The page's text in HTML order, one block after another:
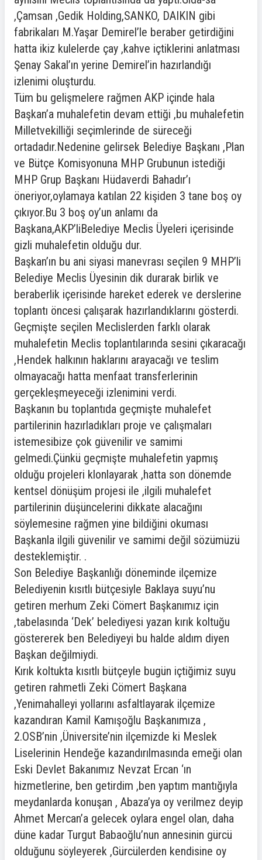
,Çamsan ,Gedik Holding,SANKO, DAIKIN gibi
fabrikaları M.Yaşar Demirel’le beraber getirdiğini
hatta ikiz kulelerde çay ,kahve içtiklerini anlatması
Şenay Sakal’ın yerine Demirel’in hazırlandığı
izlenimi oluşturdu.
Tüm bu gelişmelere rağmen AKP içinde hala
Başkan’a muhalefetin devam ettiği ,bu muhalefetin
Milletvekilliği seçimlerinde de süreceği
ortadadır.Nedenine gelirsek Belediye Başkanı ,Plan
ve Bütçe Komisyonuna MHP Grubunun istediği
MHP Grup Başkanı Hüdaverdi Bahadır’ı
öneriyor,oylamaya katılan 22 kişiden 3 tane boş oy
çıkıyor.Bu 3 boş oy’un anlamı da
Başkana,AKP’liBelediye Meclis Üyeleri içerisinde
gizli muhalefetin olduğu dur.
Başkan’ın bu ani siyasi manevrası seçilen 9 MHP’li
Belediye Meclis Üyesinin dik durarak birlik ve
beraberlik içerisinde hareket ederek ve derslerine
toplantı öncesi çalışarak hazırlandıklarını gösterdi.
Geçmişte seçilen Meclislerden farklı olarak
muhalefetin Meclis toplantılarında sesini çıkaracağı
,Hendek halkının haklarını arayacağı ve teslim
olmayacağı hatta menfaat transferlerinin
gerçekleşmeyeceği izlenimini verdi.
Başkanın bu toplantıda geçmişte muhalefet
partilerinin hazırladıkları proje ve çalışmaları
istemesibize çok güvenilir ve samimi
gelmedi.Çünkü geçmişte muhalefetin yapmış
olduğu projeleri klonlayarak ,hatta son dönemde
kentsel dönüşüm projesi ile ,ilgili muhalefet
partilerinin düşüncelerini dikkate alacağını
söylemesine rağmen yine bildiğini okuması
Başkanla ilgili güvenilir ve samimi değil sözümüzü
desteklemiştir. .
Son Belediye Başkanlığı döneminde ilçemize
Belediyenin kısıtlı bütçesiyle Baklaya suyu’nu
getiren merhum Zeki Cömert Başkanımız için
,tabelasında ‘Dek’ belediyesi yazan kırık koltuğu
göstererek ben Belediyeyi bu halde aldım diyen
Başkan değilmiydi.
Kırık koltukta kısıtlı bütçeyle bugün içtiğimiz suyu
getiren rahmetli Zeki Cömert Başkana
,Yenimahalleyi yollarını asfaltlayarak ilçemize
kazandıran Kamil Kamışoğlu Başkanımıza ,
2.OSB’nin ,Üniversite’nin ilçemizde ki Meslek
Liselerinin Hendeğe kazandırılmasında emeği olan
Eski Devlet Bakanımız Nevzat Ercan ‘ın
hizmetlerine, ben getirdim ,ben yaptım mantığıyla
meydanlarda konuşan , Abaza’ya oy verilmez deyip
Ahmet Mercan’a gelecek oylara engel olan, daha
düne kadar Turgut Babaoğlu’nun annesinin gürcü
olduğunu söyleyerek ,Gürcülerden kendisine oy